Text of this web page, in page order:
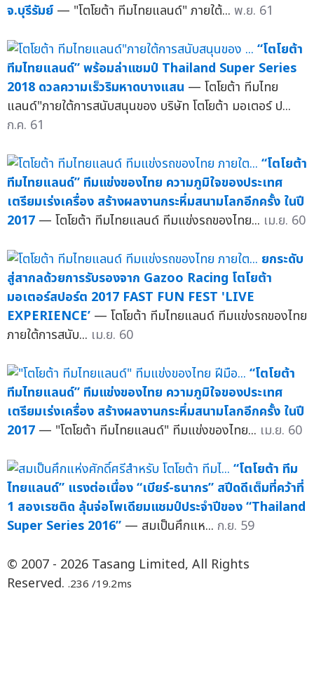
จ.บุรีรัมย์ — "โตโยต้า ทีมไทยแลนด์" ภายใต้... พ.ย. 61
“โตโยต้า
ทีมไทยแลนด์” พร้อมล่าแชมป์ Thailand Super Series
2018 ดวลความเร็วริมหาดบางแสน — โตโยต้า ทีมไทย
แลนด์"ภายใต้การสนับสนุนของ บริษัท โตโยต้า มอเตอร์ ป...
ก.ค. 61
“โตโยต้า
ทีมไทยแลนด์” ทีมแข่งของไทย ความภูมิใจของประเทศ
เตรียมเร่งเครื่อง สร้างผลงานกระหึ่มสนามโลกอีกครั้ง ในปี
2017 — โตโยต้า ทีมไทยแลนด์ ทีมแข่งรถของไทย... เม.ย. 60
ยกระดับ
สู่สากลด้วยการรับรองจาก Gazoo Racing โตโยต้า
มอเตอร์สปอร์ต 2017 FAST FUN FEST 'LIVE
EXPERIENCE’ — โตโยต้า ทีมไทยแลนด์ ทีมแข่งรถของไทย
ภายใต้การสนับ... เม.ย. 60
“โตโยต้า
ทีมไทยแลนด์” ทีมแข่งของไทย ความภูมิใจของประเทศ
เตรียมเร่งเครื่อง สร้างผลงานกระหึ่มสนามโลกอีกครั้ง ในปี
2017 — "โตโยต้า ทีมไทยแลนด์" ทีมแข่งของไทย... เม.ย. 60
“โตโยต้า ทีม
ไทยแลนด์” แรงต่อเนื่อง “เบียร์-ธนากร” สปีดดีเต็มที่คว้าที่
1 สองเรซติด ลุ้นจ่อโพเดียมแชมป์ประจำปีของ “Thailand
Super Series 2016” — สมเป็นศึกแห... ก.ย. 59
© 2007 - 2026 Tasang Limited, All Rights
Reserved. .236 /19.2ms